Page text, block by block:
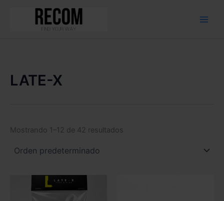
LATE-X
Mostrando 1–12 de 42 resultados